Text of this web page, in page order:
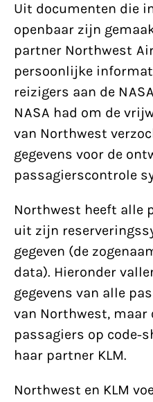
Uit documenten die
openbaar zijn
partner Northwest
persoonlijke
reizigers aan de
NASA had om de
van Northwest
gegevens voor de
passagierscontrole
Northwest heeft alle
uit zijn
gegeven (de
data). Hieronder
gegevens van alle
van Northwest, maar
passagiers op code-
haar partner KLM.
Northwest en KLM